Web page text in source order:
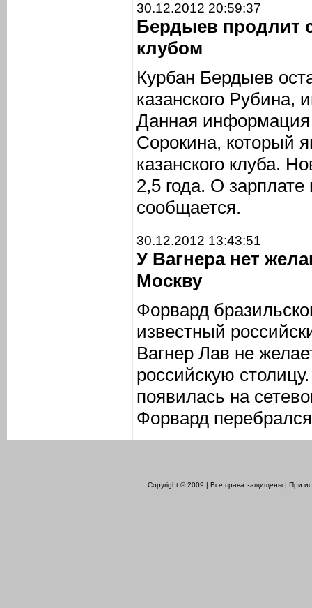
30.12.2012 20:59:37
Бердыев продлит
клубом
Курбан Бердыев
казанского
Данная информация
Сорокина, который
казанского клуба.
2,5 года. О
сообщается.
30.12.2012 13:43:51
У Вагнера нет
Москву
Форвард
известный
Вагнер Лав не
российскую
появилась на
Форвард
Copyright © 2009 | Все права защищены | При